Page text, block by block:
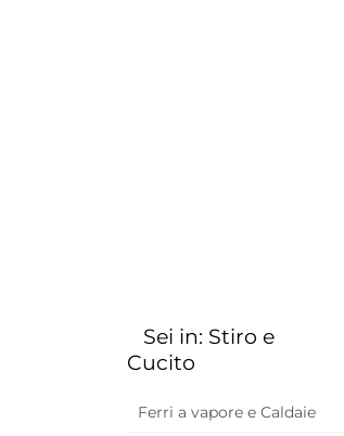
Sei in: Stiro e
Cucito
Ferri a vapore e Caldaie